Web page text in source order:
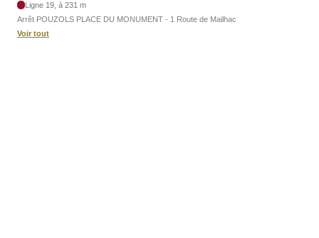
Ligne 19, à 231 m
Arrêt POUZOLS PLACE DU MONUMENT - 1 Route de Mailhac
Voir tout